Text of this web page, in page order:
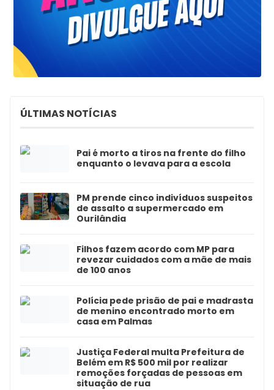
ÚLTIMAS NOTÍCIAS
Pai é morto a tiros na frente do filho
enquanto o levava para a escola
PM prende cinco indivíduos suspeitos
de assalto a supermercado em
Ourilândia
Filhos fazem acordo com MP para
revezar cuidados com a mãe de mais
de 100 anos
Polícia pede prisão de pai e madrasta
de menino encontrado morto em
casa em Palmas
Justiça Federal multa Prefeitura de
Belém em R$ 500 mil por realizar
remoções forçadas de pessoas em
situação de rua